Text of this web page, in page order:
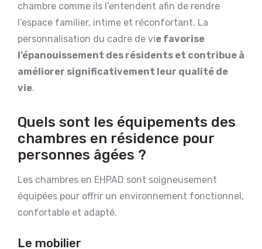
chambre comme ils l’entendent afin de rendre
l’espace familier, intime et réconfortant. La
personnalisation du cadre de vie favorise
l’épanouissement des résidents et contribue à
améliorer significativement leur qualité de
vie.
Quels sont les équipements des
chambres en résidence pour
personnes âgées ?
Les chambres en EHPAD sont soigneusement
équipées pour offrir un environnement fonctionnel,
confortable et adapté.
Le mobilier